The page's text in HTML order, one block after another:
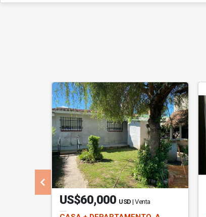
US$60,000 USD | Venta